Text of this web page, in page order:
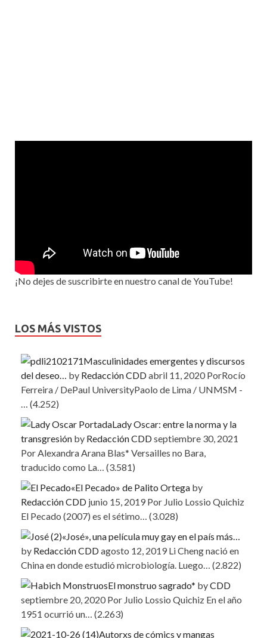
¡No dejes de suscribirte en nuestro canal de YouTube!
LOS MÁS VISTOS
Masculinidades emergentes y discursos
del deseo… by Redacción CDDabril 11, 2020 PorRocío
Ferreira / DePaul UniversityPaolo de Lima / UNMSM -
… (4.252)
Lady Oscar: entre la norma y la
transgresión by Redacción CDDseptiembre 30, 2021
Por Alexandra Arana Blas* Versailles no Bara,
traducido como La… (3.581)
«El Pecado» de Palito Ortega by
Redacción CDD junio 15, 2019 Por Julio Lossio Quichiz
El Pecado (2007) es el sétimo… (3.028)
«José», una película muy gay en el país más…
by Redacción CDDagosto 12, 2019 Li Cheng nació en
China en donde estudió microbiología. Luego… (2.822)
El monstruo sagrado* byCDD
septiembre 20, 2020 Por Julio Lossio Quichiz En el año
1951 ocurrió un… (2.263)
Autorxs de cómics y mangas